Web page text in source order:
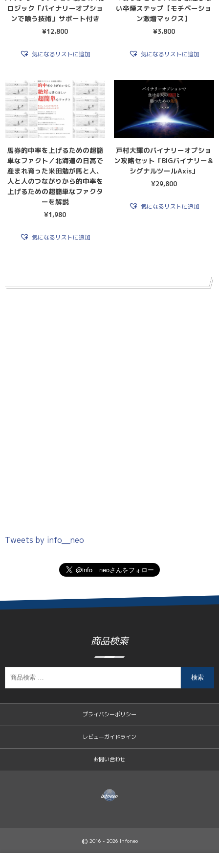
ロジック「バイナリーオプショ
ンで喰う技術」サポート付き
¥12,800
気になるリストに追加
い卒煙ステップ【モチベーショ
ン激増マックス】
¥3,800
気になるリストに追加
馬券的中率を上げるための超簡
単なファクト／北海道の日高で
産まれ育った米田勉が馬と人、
人と人のつながりから的中率を
上げるための超簡単なファクタ
ーを解説
¥1,980
気になるリストに追加
戸村大輝のバイナリーオプショ
ン攻略セット「BIGバイナリー＆
シグナルツールAxis」
¥29,800
気になるリストに追加
Tweets by info__neo
商品検索
検索
プライバシーポリシー
レビューガイドライン
お問い合わせ
© 2016 - 2026 infoneo